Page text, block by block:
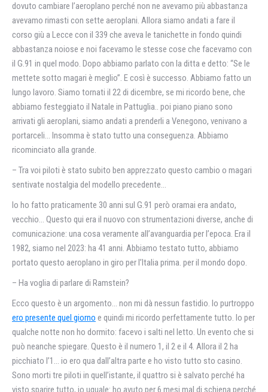
dovuto cambiare l’aeroplano perché non ne avevamo più abbastanza
avevamo rimasti con sette aeroplani. Allora siamo andati a fare il
corso giù a Lecce con il 339 che aveva le tanichette in fondo quindi
abbastanza noiose e noi facevamo le stesse cose che facevamo con
il G.91 in quel modo. Dopo abbiamo parlato con la ditta e detto: “Se le
mettete sotto magari è meglio”. E così è successo. Abbiamo fatto un
lungo lavoro. Siamo tornati il 22 di dicembre, se mi ricordo bene, che
abbiamo festeggiato il Natale in Pattuglia.. poi piano piano sono
arrivati gli aeroplani, siamo andati a prenderli a Venegono, venivano a
portarceli… Insomma è stato tutto una conseguenza. Abbiamo
ricominciato alla grande.
– Tra voi piloti è stato subito ben apprezzato questo cambio o magari
sentivate nostalgia del modello precedente…
Io ho fatto praticamente 30 anni sul G.91 però oramai era andato,
vecchio… Questo qui era il nuovo con strumentazioni diverse, anche di
comunicazione: una cosa veramente all’avanguardia per l’epoca. Era il
1982, siamo nel 2023: ha 41 anni. Abbiamo testato tutto, abbiamo
portato questo aeroplano in giro per l’Italia prima. per il mondo dopo.
– Ha voglia di parlare di Ramstein?
Ecco questo è un argomento… non mi dà nessun fastidio. Io purtroppo
ero presente quel giorno e quindi mi ricordo perfettamente tutto. Io per
qualche notte non ho dormito: facevo i salti nel letto. Un evento che si
può neanche spiegare. Questo è il numero 1, il 2 e il 4. Allora il 2 ha
picchiato l’1… io ero qua dall’altra parte e ho visto tutto sto casino.
Sono morti tre piloti in quell’istante, il quattro si è salvato perché ha
visto sparire tutto, io uguale: ho avuto per 6 mesi mal di schiena perché